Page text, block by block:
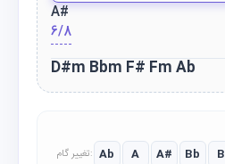
A#
6/8
D#m Bbm F# Fm Ab
تغییر گام: Ab A A# Bb B